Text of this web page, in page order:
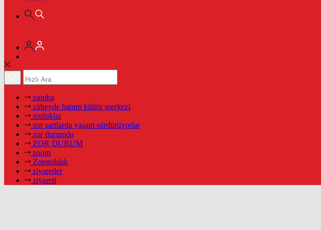
zumba
zübeyde hanım kültür merkezi
zorluklar
zor şartlarda yaşam sürdürüyorlar
zor durumda
ZOR DURUM
zoom
Zonguldak
ziyaretler
ziyareti